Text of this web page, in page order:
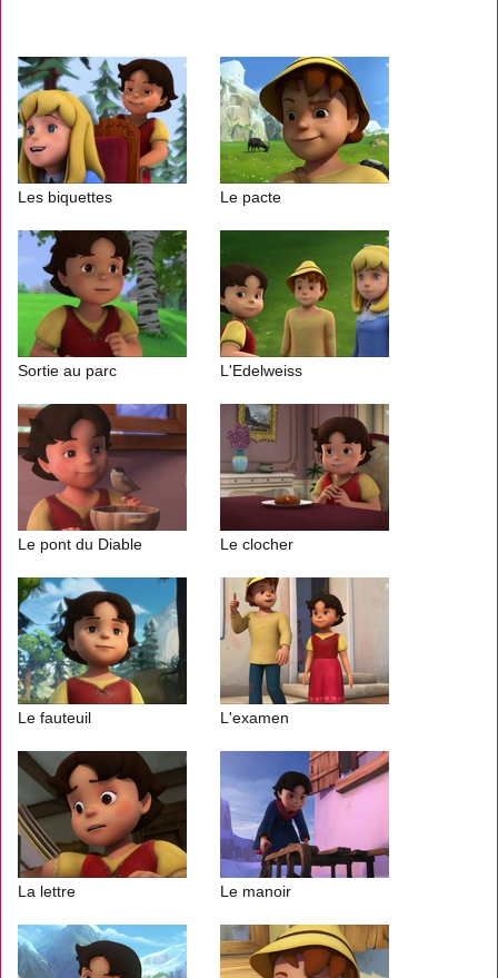
Les biquettes Le pacte
Sortie au parc L'Edelweiss
Le pont du Diable Le clocher
Le fauteuil L'examen
La lettre Le manoir